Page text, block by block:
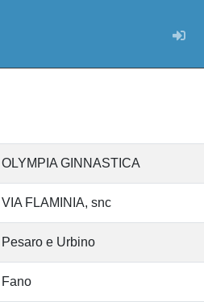
OLYMPIA GINNASTICA
VIA FLAMINIA, snc
Pesaro e Urbino
Fano